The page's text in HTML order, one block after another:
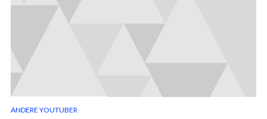
ANDERE YOUTUBER